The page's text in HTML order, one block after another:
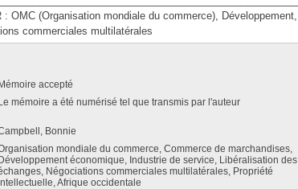
: OMC (Organisation mondiale du commerce), Développement,
commerciales multilatérales
Mémoire accepté
Le mémoire a été numérisé tel que transmis par l'auteur
Bonnie
mondiale du commerce, Commerce de marchandises,
Développement économique, Industrie de service, Libéralisation des
Négociations commerciales multilatérales, Propriété
Afrique occidentale